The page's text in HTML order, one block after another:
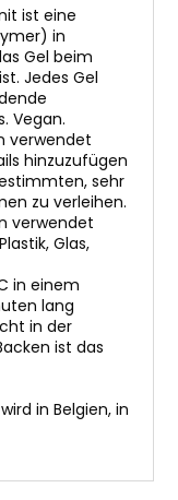
ist eine
in
Gel beim
Jedes Gel
Vegan.
verwendet
hinzuzufügen
sehr
zu verleihen.
verwendet
Glas,
in einem
lang
in der
ist das
in Belgien, in